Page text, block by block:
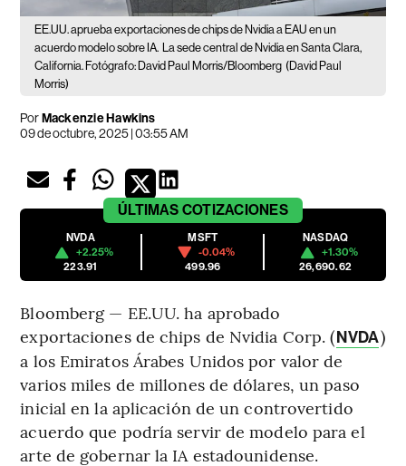
EE.UU. aprueba exportaciones de chips de Nvidia a EAU en un
acuerdo modelo sobre IA. La sede central de Nvidia en Santa Clara,
California. Fotógrafo: David Paul Morris/Bloomberg (David Paul
Morris)
PorMackenzie Hawkins
09 de octubre, 2025 | 03:55 AM
ÚLTIMAS COTIZACIONES
NVDA
+2.25%
223.91
MSFT
-0.04%
499.96
NASDAQ
+1.30%
26,690.62
Bloomberg — EE.UU. ha aprobado
exportaciones de chips de Nvidia Corp. (NVDA)
a los Emiratos Árabes Unidos por valor de
varios miles de millones de dólares, un paso
inicial en la aplicación de un controvertido
acuerdo que podría servir de modelo para el
arte de gobernar la IA estadounidense.